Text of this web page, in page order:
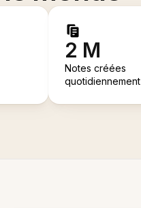
2 M
Notes créées
quotidiennement